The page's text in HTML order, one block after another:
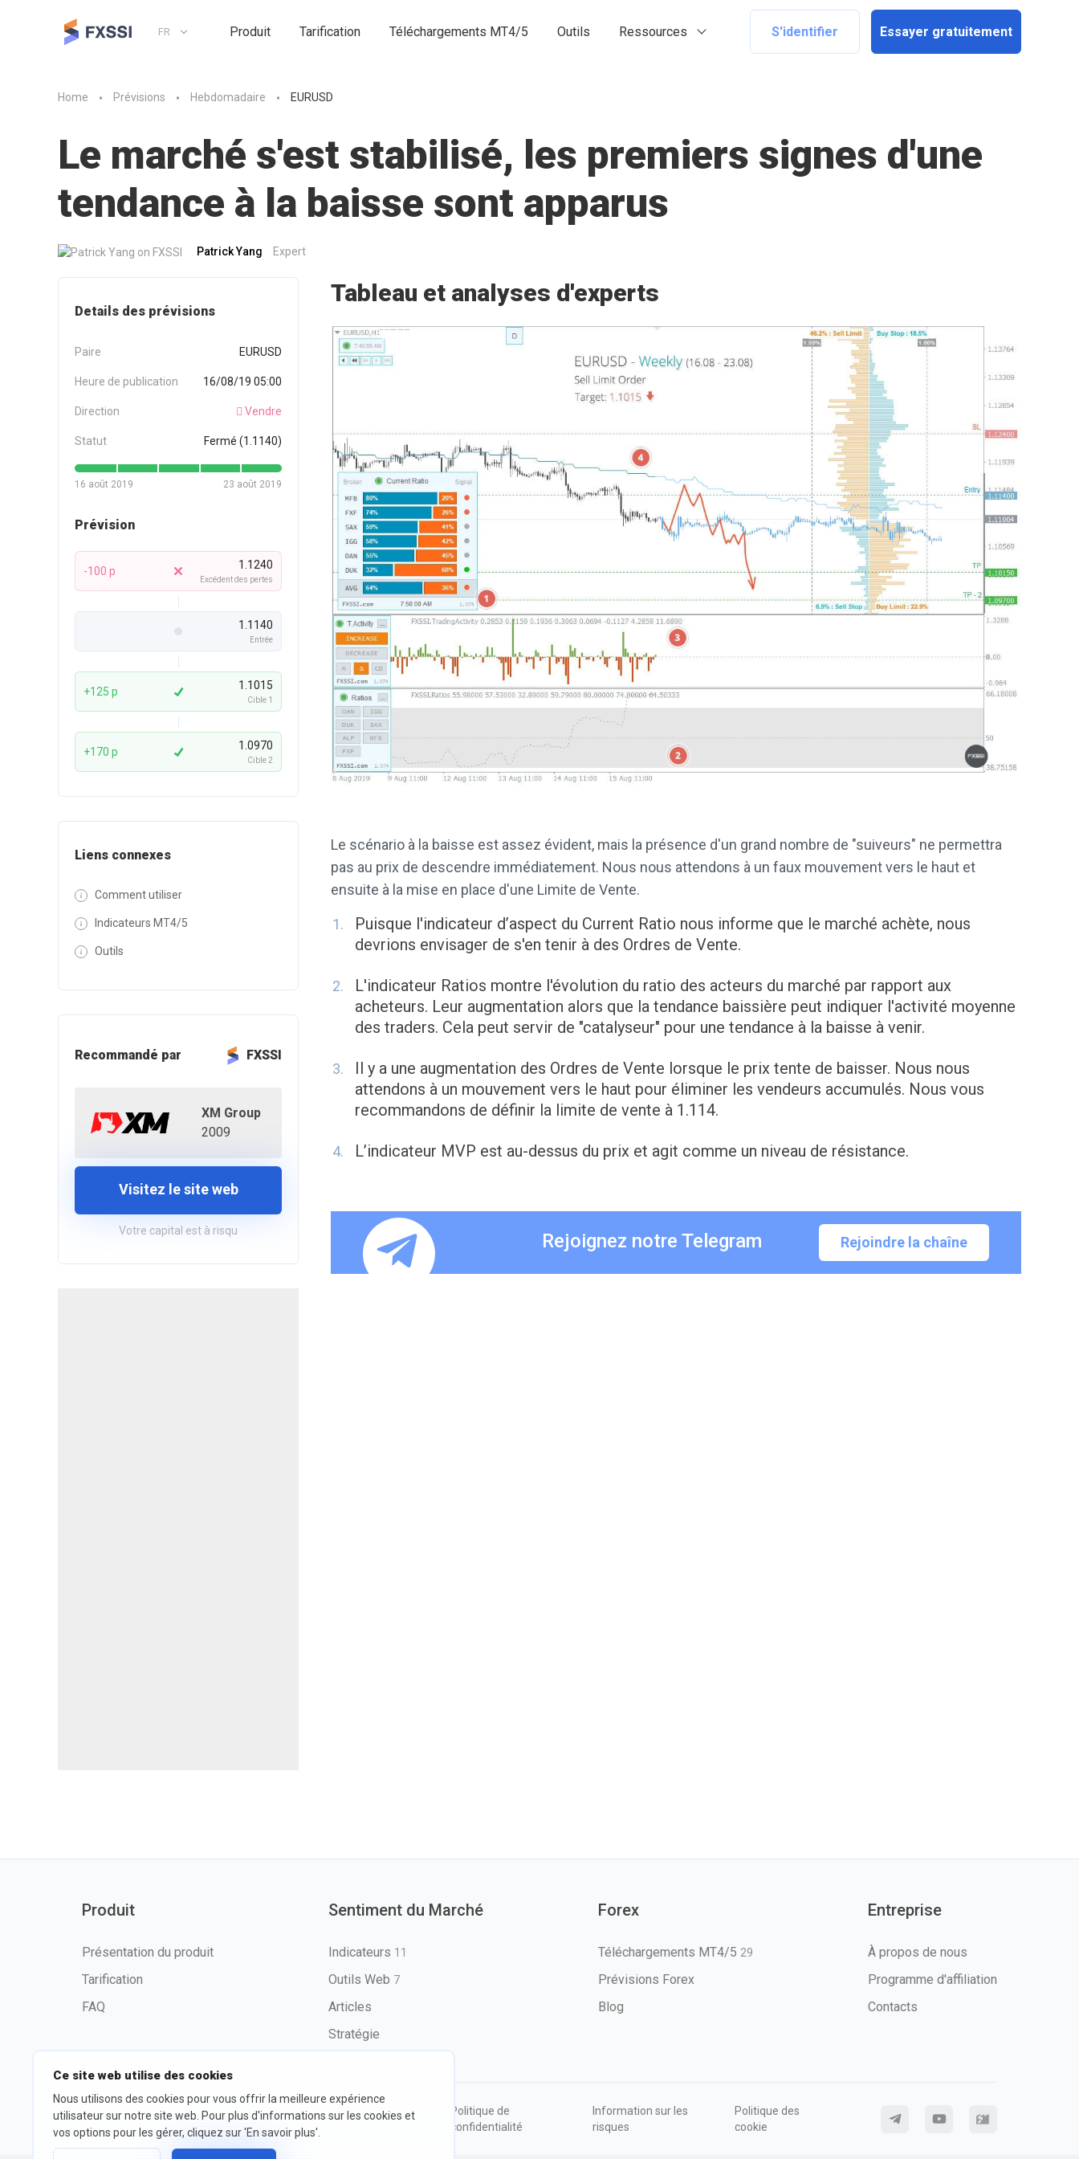
Ce site web utilise des cookies
Nous utilisons des cookies pour vous offrir la meilleure expérience
utilisateur sur notre site web. Pour plus d'informations sur les cookies et
vos options pour les gérer, cliquez sur 'En savoir plus'.
FR Produit Tarification Téléchargements MT4/5 Outils Ressources S'identifier Essayer gratuitement
Home Prévisions Hebdomadaire EURUSD
Le marché s'est stabilisé, les premiers signes d'une
tendance à la baisse sont apparus
Patrick Yang Expert
Details des prévisions
Paire EURUSD
Heure de publication 16/08/19 05:00
Direction Vendre
Statut Fermé (1.1140)
16 août 2019 23 août 2019
Prévision
-100 p 1.1240
Excédent des pertes
1.1140
Entrée
+125 p 1.1015
Cible 1
+170 p 1.0970
Cible 2
Liens connexes
Comment utiliser
Indicateurs MT4/5
Outils
Recommandé par FXSSI
XM Group
2009
Visitez le site web
Votre capital est à risqu
Tableau et analyses d'experts
Le scénario à la baisse est assez évident, mais la présence d'un grand nombre de "suiveurs" ne permettra
pas au prix de descendre immédiatement. Nous nous attendons à un faux mouvement vers le haut et
ensuite à la mise en place d'une Limite de Vente.
Puisque l'indicateur d’aspect du Current Ratio nous informe que le marché achète, nous
devrions envisager de s'en tenir à des Ordres de Vente.
L'indicateur Ratios montre l'évolution du ratio des acteurs du marché par rapport aux
acheteurs. Leur augmentation alors que la tendance baissière peut indiquer l'activité moyenne
des traders. Cela peut servir de "catalyseur" pour une tendance à la baisse à venir.
Il y a une augmentation des Ordres de Vente lorsque le prix tente de baisser. Nous nous
attendons à un mouvement vers le haut pour éliminer les vendeurs accumulés. Nous vous
recommandons de définir la limite de vente à 1.114.
L’indicateur MVP est au-dessus du prix et agit comme un niveau de résistance.
Rejoignez notre Telegram Rejoindre la chaîne
Produit
Présentation du produit
Tarification
FAQ
Sentiment du Marché
Indicateurs 11
Outils Web 7
Articles
Stratégie
Forex
Téléchargements MT4/5 29
Prévisions Forex
Blog
Entreprise
À propos de nous
Programme d'affiliation
Contacts
©2026 fxssi.com Tous droits
réservés
Conditions
Politique de
confidentialité
Information sur les
risques
Politique des
cookie